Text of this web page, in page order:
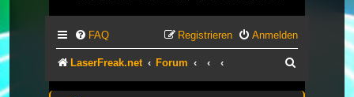
FAQ Anmelden
Registrieren
LaserFreak.net Forum